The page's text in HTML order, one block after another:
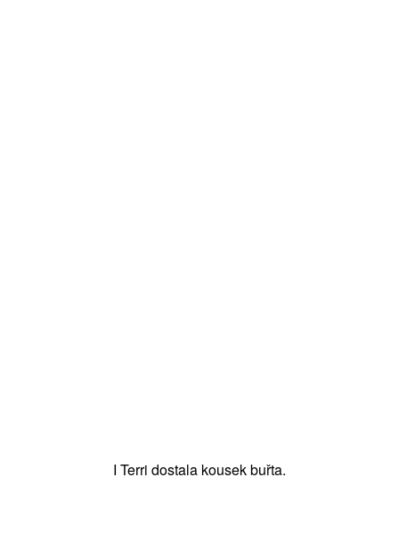
I Terri dostala kousek buřta.